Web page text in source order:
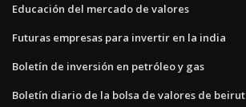
Educación del mercado de valores
Futuras empresas para invertir en la india
Boletín de inversión en petróleo y gas
Boletín diario de la bolsa de valores de beirut